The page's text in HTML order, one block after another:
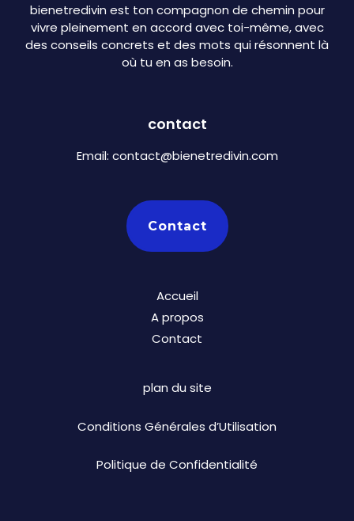
bienetredivin est ton compagnon de chemin pour
vivre pleinement en accord avec toi-même, avec
des conseils concrets et des mots qui résonnent là
où tu en as besoin.
contact
Email: contact@bienetredivin.com
Contact
Accueil
A propos
Contact
plan du site
Conditions Générales d’Utilisation
Politique de Confidentialité